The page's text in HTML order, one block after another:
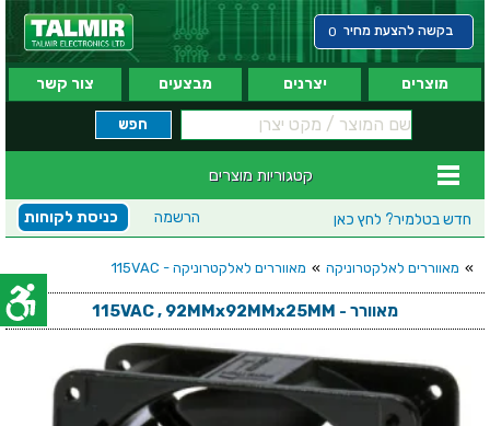
בקשה להצעת מחיר 0
מוצרים יצרנים מבצעים צור קשר
קטגוריות מוצרים
חדש בטלמיר? לחץ כאן כניסת לקוחות הרשמה
» מאווררים לאלקטרוניקה » מאווררים לאלקטרוניקה - 115VAC
מאוורר - 115VAC , 92MMx92MMx25MM